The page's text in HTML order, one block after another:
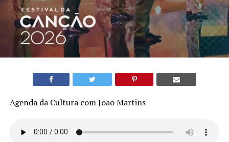
Agenda da Cultura com João Martins